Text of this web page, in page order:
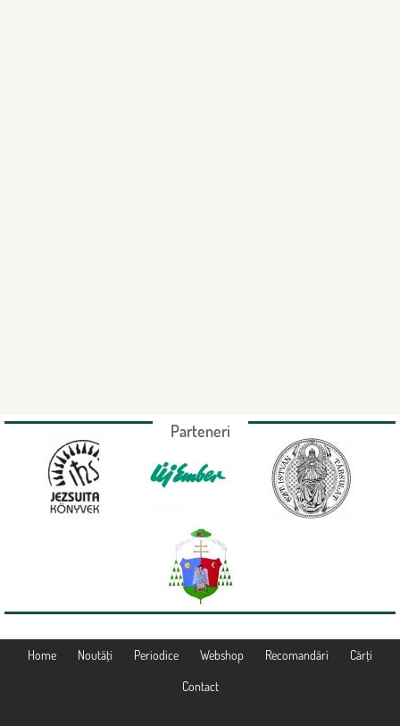
Parteneri
Home Noutăţi Periodice Webshop Recomandări Cărţi
Contact